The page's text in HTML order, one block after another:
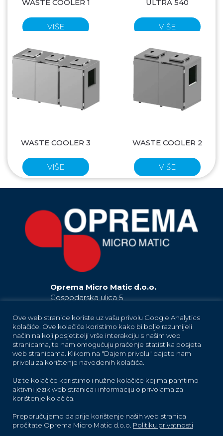
WASTE COOLER 1
VIŠE
ULTRA 540
VIŠE
WASTE COOLER 3
VIŠE
WASTE COOLER 2
VIŠE
Oprema Micro Matic d.o.o.
Gospodarska ulica 5
Hrvatska / Croatia
EU
+385 42 819 181 (Ludbreg)
+385 42 819 183 (Ludbreg)
+385 42 819 184 (Ludbreg)
+385 42 683 373
oprema-info@micro-matic.com
Ove web stranice koriste uz vašu privolu Google Analytics
kolačiće. Ove kolačiće koristimo kako bi bolje razumijeli
način na koji posjetitelji vrše interakciju s našim web
stranicama, te nam omogućuju praćenje statistika posjeta
web stranicama. Klikom na "Dajem privolu" dajete nam
privolu za korištenje navedenih kolačića.
Uz te kolačiće koristimo i nužne kolačiće kojima pamtimo
aktivni jezik web stranica i informaciju o privolama za
korištenje kolačića.
Preporučujemo da prije korištenje naših web stranica
pročitate Oprema Micro Matic d.o.o. Politiku privatnosti